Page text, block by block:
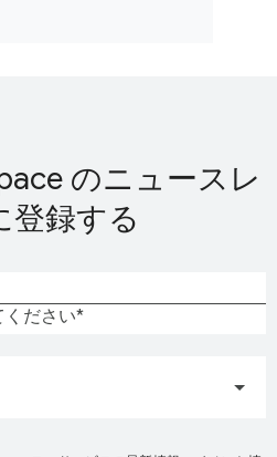
のニュースレ
登録する
ださい